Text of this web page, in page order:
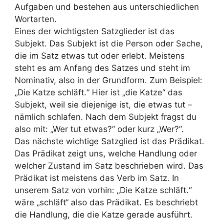
Aufgaben und bestehen aus unterschiedlichen
Wortarten.
Eines der wichtigsten Satzglieder ist das
Subjekt. Das Subjekt ist die Person oder Sache,
die im Satz etwas tut oder erlebt. Meistens
steht es am Anfang des Satzes und steht im
Nominativ, also in der Grundform. Zum Beispiel:
„Die Katze schläft.“ Hier ist „die Katze“ das
Subjekt, weil sie diejenige ist, die etwas tut –
nämlich schlafen. Nach dem Subjekt fragst du
also mit: „Wer tut etwas?“ oder kurz „Wer?“.
Das nächste wichtige Satzglied ist das Prädikat.
Das Prädikat zeigt uns, welche Handlung oder
welcher Zustand im Satz beschrieben wird. Das
Prädikat ist meistens das Verb im Satz. In
unserem Satz von vorhin: „Die Katze schläft.“
wäre „schläft“ also das Prädikat. Es beschriebt
die Handlung, die die Katze gerade ausführt.